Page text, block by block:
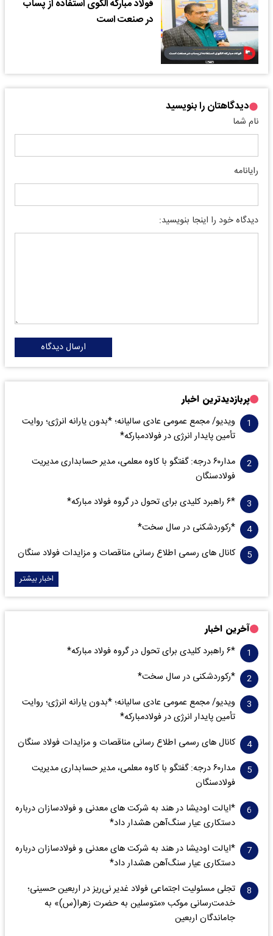
فولاد مبارکه الگوی استفاده از پساب
در صنعت است
دیدگاهتان را بنویسید
نام شما
رایانامه
دیدگاه خود را اینجا بنویسید:
ارسال دیدگاه
پربازدیدترین اخبار
ویدیو/ مجمع عمومی عادی سالیانه؛ *بدون یارانه انرژی؛ روایت
تأمین پایدار انرژی در فولادمبارکه*
مدار‌۶٠ درجه: گفتگو با کاوه معلمی، مدیر حسابداری مدیریت
فولادسنگان
*۶ راهبرد کلیدی برای تحول در گروه فولاد مبارکه*
*رکوردشکنی در سال سخت*
کانال های رسمی اطلاع رسانی مناقصات و مزایدات فولاد سنگان
اخبار بیشتر
آخرین اخبار
*۶ راهبرد کلیدی برای تحول در گروه فولاد مبارکه*
*رکوردشکنی در سال سخت*
ویدیو/ مجمع عمومی عادی سالیانه؛ *بدون یارانه انرژی؛ روایت
تأمین پایدار انرژی در فولادمبارکه*
کانال های رسمی اطلاع رسانی مناقصات و مزایدات فولاد سنگان
مدار‌۶٠ درجه: گفتگو با کاوه معلمی، مدیر حسابداری مدیریت
فولادسنگان
*ایالت اودیشا در هند به شرکت های معدنی و فولادسازان درباره
دستکاری عیار سنگ‌آهن هشدار داد*
*ایالت اودیشا در هند به شرکت های معدنی و فولادسازان درباره
دستکاری عیار سنگ‌آهن هشدار داد*
تجلی مسئولیت اجتماعی فولاد غدیر نی‌ریز در اربعین حسینی؛
خدمت‌رسانی موکب «متوسلین به حضرت زهرا(س)» به
جاماندگان اربعین